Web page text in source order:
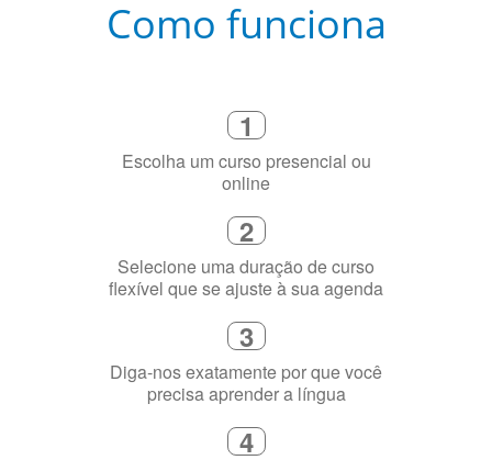
1
Escolha um curso presencial ou
online
2
Selecione uma duração de curso
flexível que se ajuste à sua agenda
3
Diga-nos exatamente por que você
precisa aprender a língua